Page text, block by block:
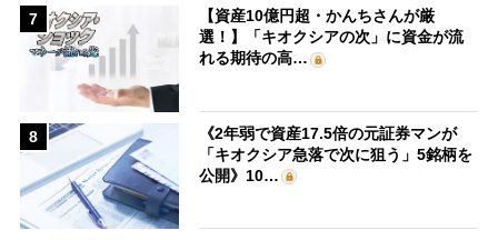
7
【資産10億円超・かんちさんが厳
選！】「キオクシアの次」に資金が流
れる期待の高…
8
《2年弱で資産17.5倍の元証券マンが
「キオクシア急落で次に狙う」5銘柄を
公開》10…